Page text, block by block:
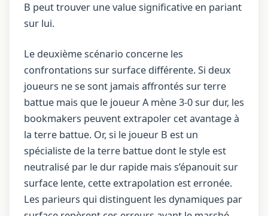
B peut trouver une value significative en pariant
sur lui.
Le deuxième scénario concerne les
confrontations sur surface différente. Si deux
joueurs ne se sont jamais affrontés sur terre
battue mais que le joueur A mène 3-0 sur dur, les
bookmakers peuvent extrapoler cet avantage à
la terre battue. Or, si le joueur B est un
spécialiste de la terre battue dont le style est
neutralisé par le dur rapide mais s’épanouit sur
surface lente, cette extrapolation est erronée.
Les parieurs qui distinguent les dynamiques par